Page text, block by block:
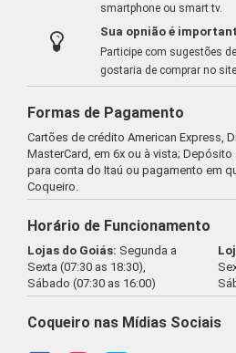
smartphone ou smart tv.
Sua opnião é
Participe com sugestões
gostaria de comprar no
Formas de Pagamento
Cartões de crédito American Express,
MasterCard, em 6x ou à vista;
para conta do Itaú ou pagamento em
Coqueiro.
Horário de Funcionamento
Lojas do Goiás: Segunda a
Sexta (07:30 as 18:30),
Sábado (07:30 as 16:00)
Coqueiro nas Mídias Sociais